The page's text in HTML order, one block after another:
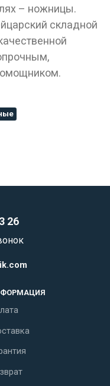
– ножницы.
складной
26